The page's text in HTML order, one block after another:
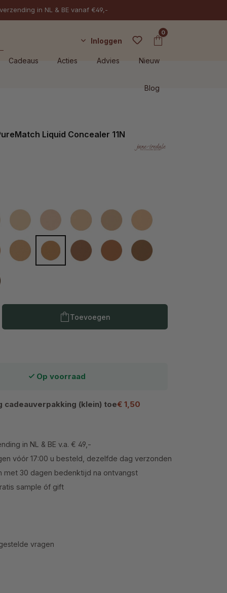
in NL & BE vanaf €49,-
Inloggen
0
Cadeaus Acties Advies Nieuw
Blog
Liquid Concealer 11N
3W 4N 5W 6N 7W
10N 11N 12W 13W 14N
Producthoeveelheid: Voer de
Toevoegen
Op voorraad
cadeauverpakking (klein) toe€ 1,50
in NL & BE v.a. € 49,-
vóór 17:00 u besteld, dezelfde dag verzonden
met 30 dagen bedenktijd na ontvangst
sample óf gift
vragen